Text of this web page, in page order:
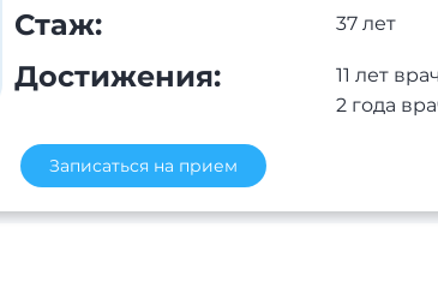
Стаж: 37 лет
Достижения:
11 лет
2 года
Записаться на прием